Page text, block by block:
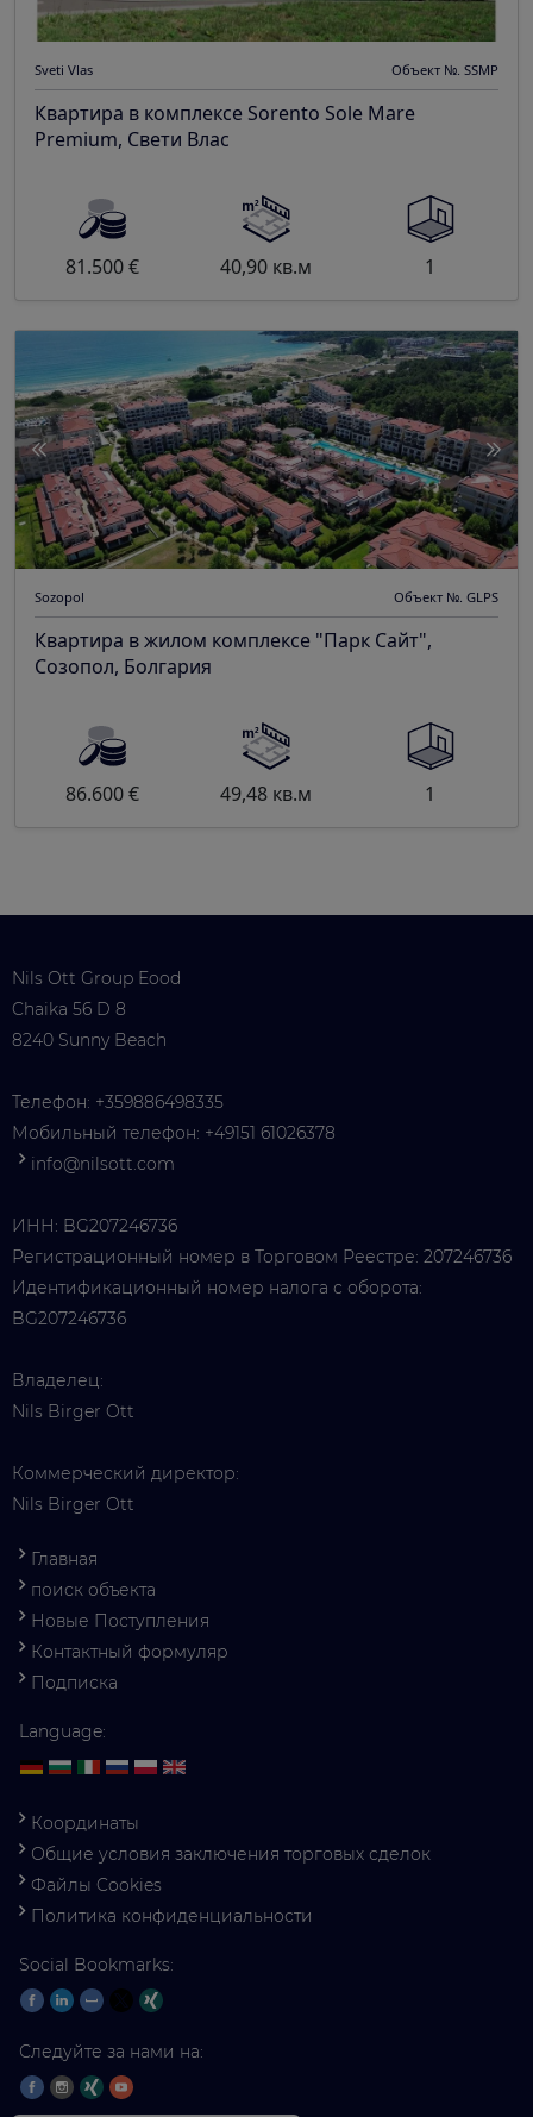
Sveti Vlas Объект №. SSMP
Квартира в комплексе Sorento Sole Mare
Premium, Свети Влас
81.500 € 40,90 кв.м 1
Sozopol Объект №. GLPS
Квартира в жилом комплексе "Парк Сайт",
Созопол, Болгария
86.600 € 49,48 кв.м 1
Nils Ott Group Eood
Chaika 56 D 8
8240 Sunny Beach
Телефон: +359886498335
Мобильный телефон: +49151 61026378
info@nilsott.com
ИНН: BG207246736
Регистрационный номер в Торговом Реестре: 207246736
Идентификационный номер налога с оборота:
BG207246736
Владелец:
Nils Birger Ott
Коммерческий директор:
Nils Birger Ott
Главная
поиск объекта
Новые Поступления
Контактный формуляр
Подписка
Language:
Координаты
Общие условия заключения торговых сделок
Файлы Cookies
Политика конфиденциальности
Social Bookmarks:
Следуйте за нами на: